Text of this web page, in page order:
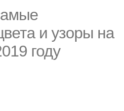
и узоры на
году